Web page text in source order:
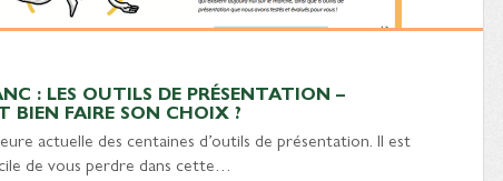
: LES OUTILS DE PRÉSENTATION –
BIEN FAIRE SON CHOIX ?
actuelle des centaines d’outils de présentation. Il est
de vous perdre dans cette…